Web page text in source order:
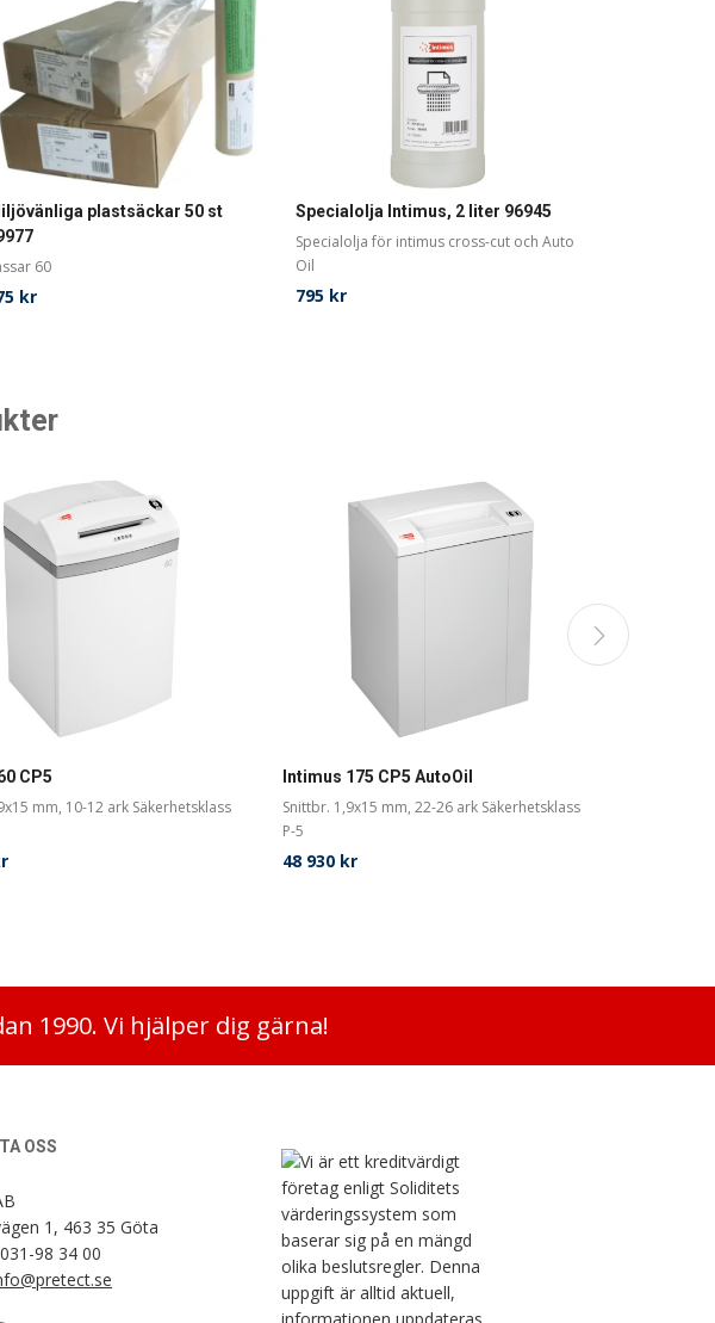
775 KR
plastsäckar 50 st
60
kr
Specialolja Intimus, 2 liter 96945
Specialolja för intimus cross-cut och Auto
Oil
795 kr
CP5
mm, 10-12 ark Säkerhetsklass
Intimus 175 CP5 AutoOil
Snittbr. 1,9x15 mm, 22-26 ark Säkerhetsklass
P-5
48 930 kr
1990. Vi hjälper dig gärna!
OSS
1, 463 35 Göta
031-98 34 00